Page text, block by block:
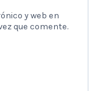
y web en
que comente.